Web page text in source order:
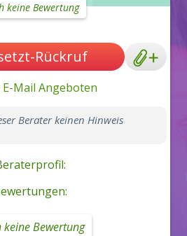
keine Bewertung
Rückruf
E-Mail Angeboten
Berater keinen Hinweis
keine Bewertung